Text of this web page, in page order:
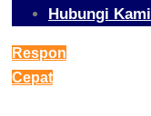
Hubungi Kami
Respon
Cepat